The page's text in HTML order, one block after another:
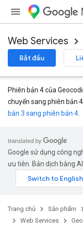
Web Services
Bắt đầu
Phiên bản 4 của
chuyển sang phiên bản
bản 3 sang phiên bản 4
Google sử dụng công
ưu tiên. Bản dịch bằng
Trang chủ Sản phẩm
Web Services